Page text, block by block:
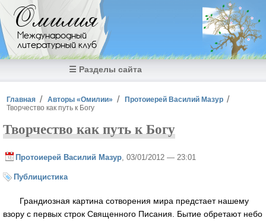
Перейти к основному содержанию
Омилия
Международный
литературный клуб
☰ Разделы сайта
Вы здесь
Главная Авторы «Омилии»
Протоиерей Василий Мазур
Творчество как путь к Богу
Творчество как путь к Богу
Протоиерей Василий Мазур , 03/01/2012 — 23:01
Публицистика
Грандиозная картина сотворения мира предстает нашему
взору с первых строк Священного Писания. Бытие обретают небо